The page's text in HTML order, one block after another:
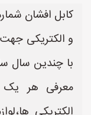
کابل افشان
و الکتریکی
با چندین سال
معرفی هر یک